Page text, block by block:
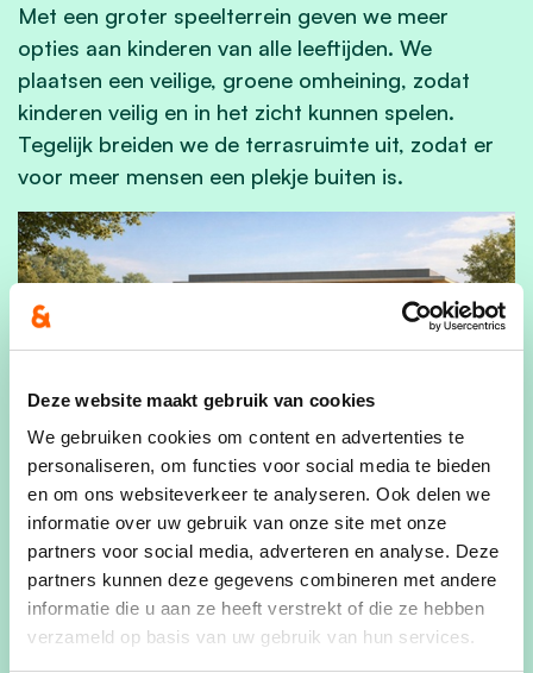
Deze website maakt gebruik van cookies
We gebruiken cookies om content en advertenties te
personaliseren, om functies voor social media te bieden
en om ons websiteverkeer te analyseren. Ook delen we
informatie over uw gebruik van onze site met onze
partners voor social media, adverteren en analyse. Deze
partners kunnen deze gegevens combineren met andere
informatie die u aan ze heeft verstrekt of die ze hebben
verzameld op basis van uw gebruik van hun services.
Met een groter speelterrein geven we meer
opties aan kinderen van alle leeftijden. We
plaatsen een veilige, groene omheining, zodat
kinderen veilig en in het zicht kunnen spelen.
Tegelijk breiden we de terrasruimte uit, zodat er
voor meer mensen een plekje buiten is.
Een nieuw park met picknickplaatsen
In de huidige site ontbreekt het aan groen. Met